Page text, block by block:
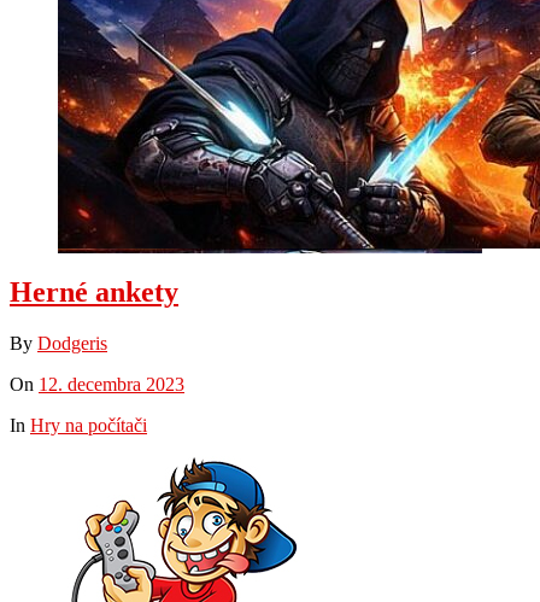
Herné ankety
By Dodgeris
On 12. decembra 2023
In Hry na počítači